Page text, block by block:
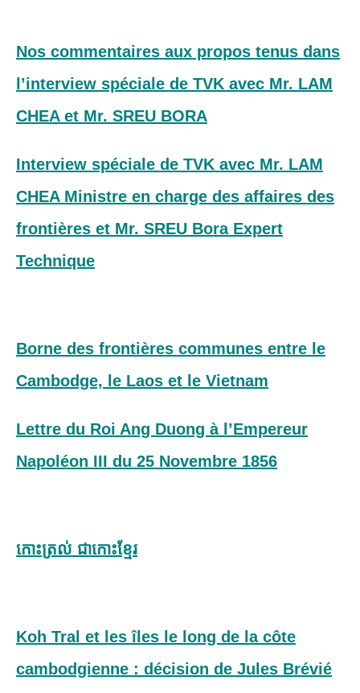
Nos commentaires aux propos tenus dans
l’interview spéciale de TVK avec Mr. LAM
CHEA et Mr. SREU BORA
Interview spéciale de TVK avec Mr. LAM
CHEA Ministre en charge des affaires des
frontières et Mr. SREU Bora Expert
Technique
Borne des frontières communes entre le
Cambodge, le Laos et le Vietnam
Lettre du Roi Ang Duong à l’Empereur
Napoléon III du 25 Novembre 1856
កោះត្រល់ ជាកោះខ្មែរ
Koh Tral et les îles le long de la côte
cambodgienne : décision de Jules Brévié